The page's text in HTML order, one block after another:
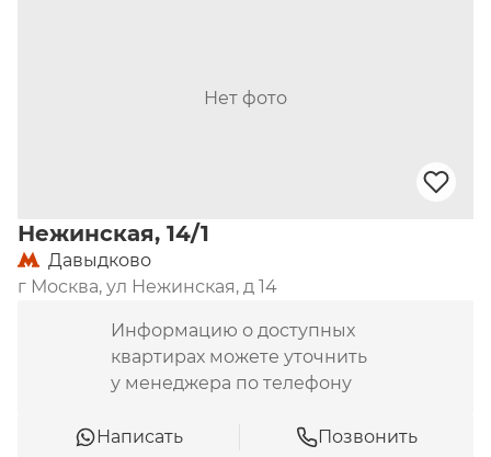
Нет фото
Нежинская, 14/1
Давыдково
г Москва, ул Нежинская, д 14
Информацию о доступных
квартирах можете уточнить
у менеджера по телефону
Написать Позвонить